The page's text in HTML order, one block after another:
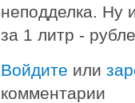
неподделка. Ну
за 1 литр -
Войдите или
комментарии